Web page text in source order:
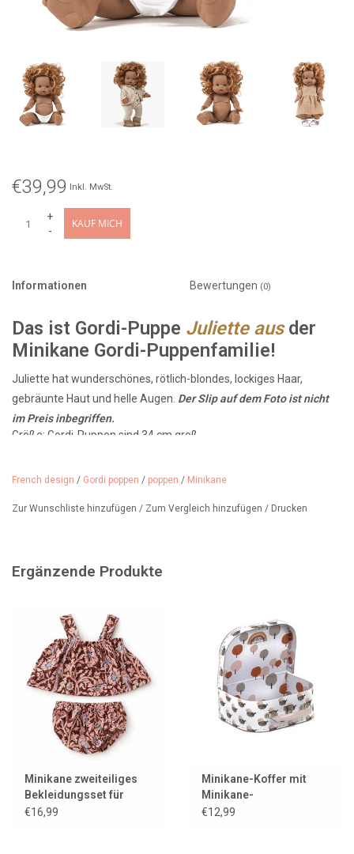
€39,99 Inkl. MwSt.
+
-
KAUF MICH
Informationen Bewertungen (0)
Das ist Gordi-Puppe Juliette ausder
Minikane Gordi-Puppenfamilie!
Juliette hat wunderschönes, rötlich-blondes, lockiges Haar,
gebräunte Haut und helle Augen. Der Slip auf dem Foto ist nicht
im Preis inbegriffen.
Größe: Gordi-Puppen sind 34 cm groß
Alter: empfohlen ab 3 Jahren
Designer: Minikane
In unserem Geschäft finden Sie eine große und stilvolle Auswahl
Hollie, Heless und byAstrup.
French design / Gordi poppen / poppen / Minikane
Zur Wunschliste hinzufügen / Zum Vergleich hinzufügen / Drucken
Ergänzende Produkte
Minikane zweiteiliges
Bekleidungsset für
Gordi-Puppen
€16,99
Minikane-Koffer mit
Minikane-
Aufdruck/Vogel
€12,99